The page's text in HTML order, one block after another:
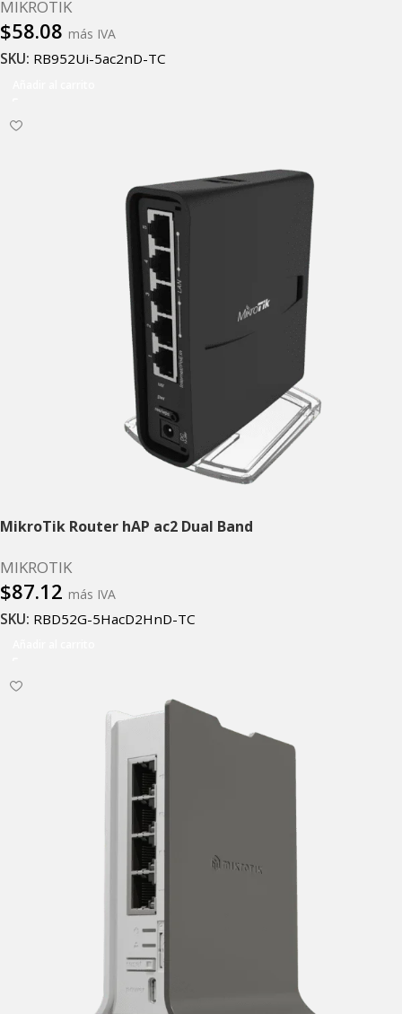
MIKROTIK
$58.08 más IVA
SKU: RB952Ui-5ac2nD-TC
MikroTik Router hAP ac2 Dual Band
MIKROTIK
$87.12 más IVA
SKU: RBD52G-5HacD2HnD-TC